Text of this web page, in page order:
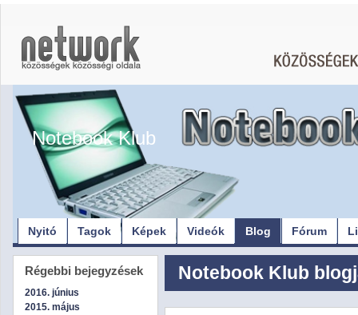
Notebook Klub
Nyitó Tagok Képek Videók Blog Fórum
Régebbi bejegyzések
2016. június
2015. május
Notebook Klub